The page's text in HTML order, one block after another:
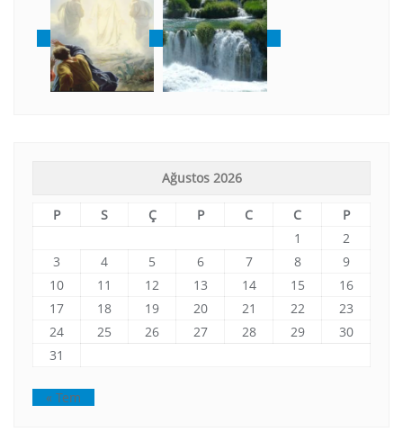
Ağustos 2026
P S Ç P C C
P
1
2
3
4 5 6 7 8
9
10
11 12 13 14 15
16
17
18 19 20 21 22
23
24
25 26 27 28 29
30
31
« Tem